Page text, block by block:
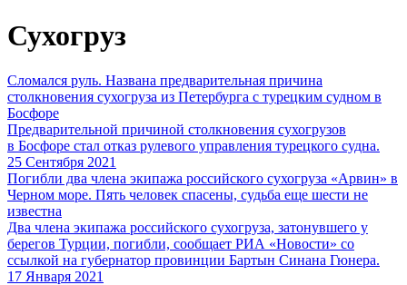
Сухогруз
Сломался руль. Названа предварительная причина
столкновения сухогруза из Петербурга с турецким судном в
Босфоре
Предварительной причиной столкновения сухогрузов
в Босфоре стал отказ рулевого управления турецкого судна.
25 Сентября 2021
Погибли два члена экипажа российского сухогруза «Арвин» в
Черном море. Пять человек спасены, судьба еще шести не
известна
Два члена экипажа российского сухогруза, затонувшего у
берегов Турции, погибли, сообщает РИА «Новости» со
ссылкой на губернатор провинции Бартын Синана Гюнера.
17 Января 2021